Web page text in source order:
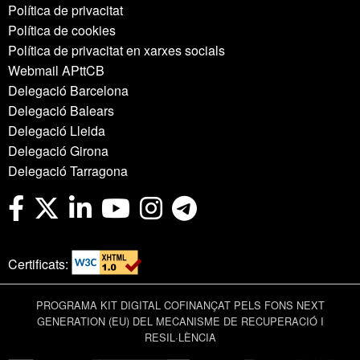
Política de privacitat
Política de cookies
Política de privacitat en xarxes socials
Webmail APttCB
Delegació Barcelona
Delegació Balears
Delegació Lleida
Delegació Girona
Delegació Tarragona
Certificats:
PROGRAMA KIT DIGITAL COFINANÇAT PELS FONS NEXT
GENERATION (EU) DEL MECANISME DE RECUPERACIÓ I
RESIL·LÈNCIA